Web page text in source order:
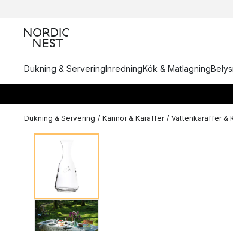
Dukning & ServeringInredningKök & Matlagning
Dukning & Servering / Kannor & Karaffer / Vattenkaraffer &